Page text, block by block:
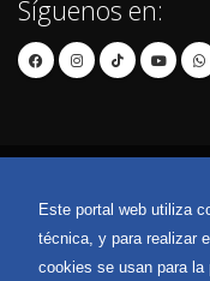
Este portal web utiliza
técnica, y para realizar
cookies se usan para la
Síguenos en: